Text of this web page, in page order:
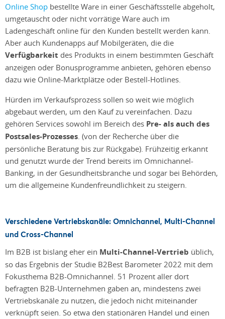
Online Shop bestellte Ware in einer Geschäftsstelle abgeholt,
umgetauscht oder nicht vorrätige Ware auch im
Ladengeschäft online für den Kunden bestellt werden kann.
Aber auch Kundenapps auf Mobilgeräten, die die
Verfügbarkeit des Produkts in einem bestimmten Geschäft
anzeigen oder Bonusprogramme anbieten, gehören ebenso
dazu wie Online-Marktplätze oder Bestell-Hotlines.
Hürden im Verkaufsprozess sollen so weit wie möglich
abgebaut werden, um den Kauf zu vereinfachen. Dazu
gehören Services sowohl im Bereich des Pre- als auch des
Postsales-Prozesses . (von der Recherche über die
persönliche Beratung bis zur Rückgabe). Frühzeitig erkannt
und genutzt wurde der Trend bereits im Omnichannel-
Banking, in der Gesundheitsbranche und sogar bei Behörden,
um die allgemeine Kundenfreundlichkeit zu steigern.
Verschiedene Vertriebskanäle: Omnichannel, Multi-Channel
und Cross-Channel
Im B2B ist bislang eher ein Multi-Channel-Vertrieb üblich,
so das Ergebnis der Studie B2Best Barometer 2022 mit dem
Fokusthema B2B-Omnichannel. 51 Prozent aller dort
befragten B2B-Unternehmen gaben an, mindestens zwei
Vertriebskanäle zu nutzen, die jedoch nicht miteinander
verknüpft seien. So etwa den stationären Handel und einen